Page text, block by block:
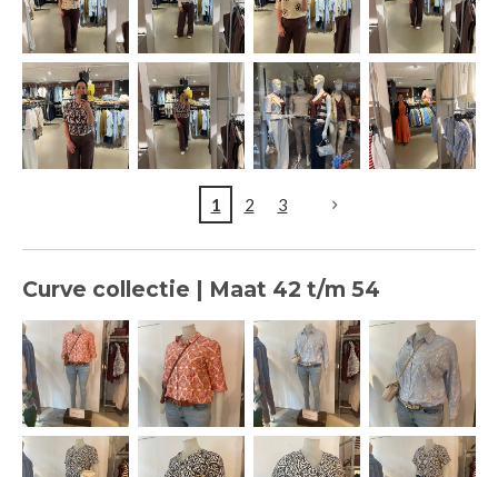
1 2 3
Curve collectie | Maat 42 t/m 54